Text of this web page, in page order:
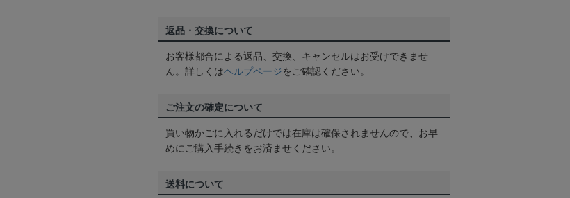
返品・交換について
お客様都合による返品、交換、キャンセルはお受けできませ
ん。詳しくはヘルプページをご確認ください。
ご注文の確定について
買い物かごに入れるだけでは在庫は確保されませんので、お早
めにご購入手続きをお済ませください。
送料について